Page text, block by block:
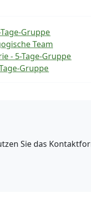
Gruppe
Team
- 5-Tage-Gruppe
Gruppe
Sie das